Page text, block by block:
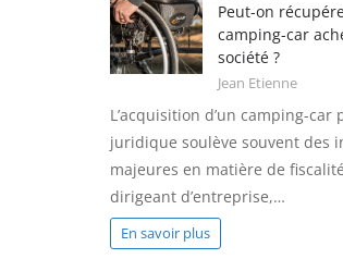
Peut-on
camping-car
société ?
Jean Etienne
L’acquisition d’un camping-
juridique soulève souvent des
majeures en matière de
dirigeant d’entreprise,…
En savoir plus